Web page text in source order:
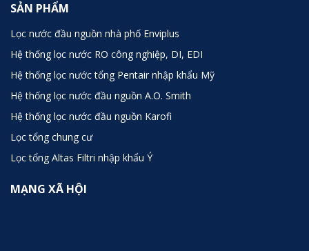
SẢN PHẨM
Lọc nước đầu nguồn nhà phố Enviplus
Hệ thống lọc nước RO công nghiệp, DI, EDI
Hệ thống lọc nước tổng Pentair nhập khẩu Mỹ
Hệ thống lọc nước đầu nguồn A.O. Smith
Hệ thống lọc nước đầu nguồn Karofi
Lọc tổng chung cư
Lọc tổng Altas Filtri nhập khẩu Ý
MẠNG XÃ HỘI